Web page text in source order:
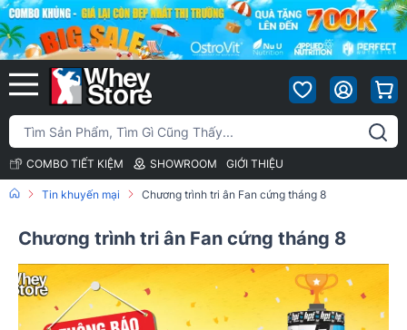
COMBO TIẾT KIỆM SHOWROOM GIỚI THIỆU
Tin khuyến mại Chương trình tri ân Fan cứng tháng 8
Chương trình tri ân Fan cứng tháng 8